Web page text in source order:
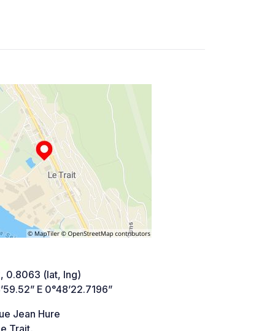
0.8063 (lat, lng)
E 0°48’22.7196”
Jean Hure
Trait,